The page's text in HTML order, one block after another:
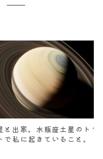
と出家。水瓶座土星のトラ
で私に起きていること。